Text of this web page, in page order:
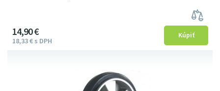
14 90€
18 33€ s DPH